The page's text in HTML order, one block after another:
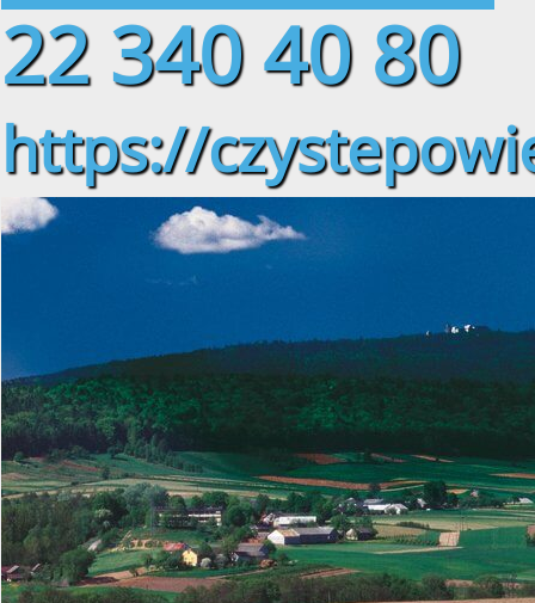
22 340 40 80
https://